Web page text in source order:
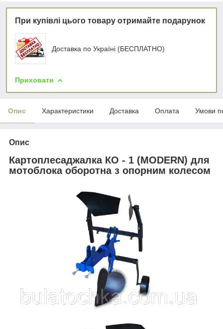
При купівлі цього товару отримайте подарунок
Доставка по Україні (БЕСПЛАТНО)
Приховати
Опис Характеристики Доставка Оплата Умови
Опис
Картоплесаджалка КО - 1 (MODERN) для
мотоблока оборотна з опорним колесом